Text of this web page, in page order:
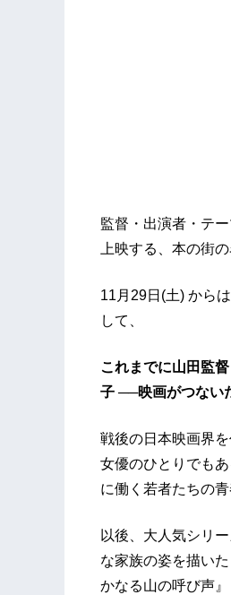
監督・出演者・テ
上映する、本の街
11月29日(土) から
して、
これまでに山田監
子 ──映画がつない
戦後の日本映画界
女優のひとりでも
に働く若者たちの
以後、大人気シリ
な家族の姿を描い
かなる山の呼び声